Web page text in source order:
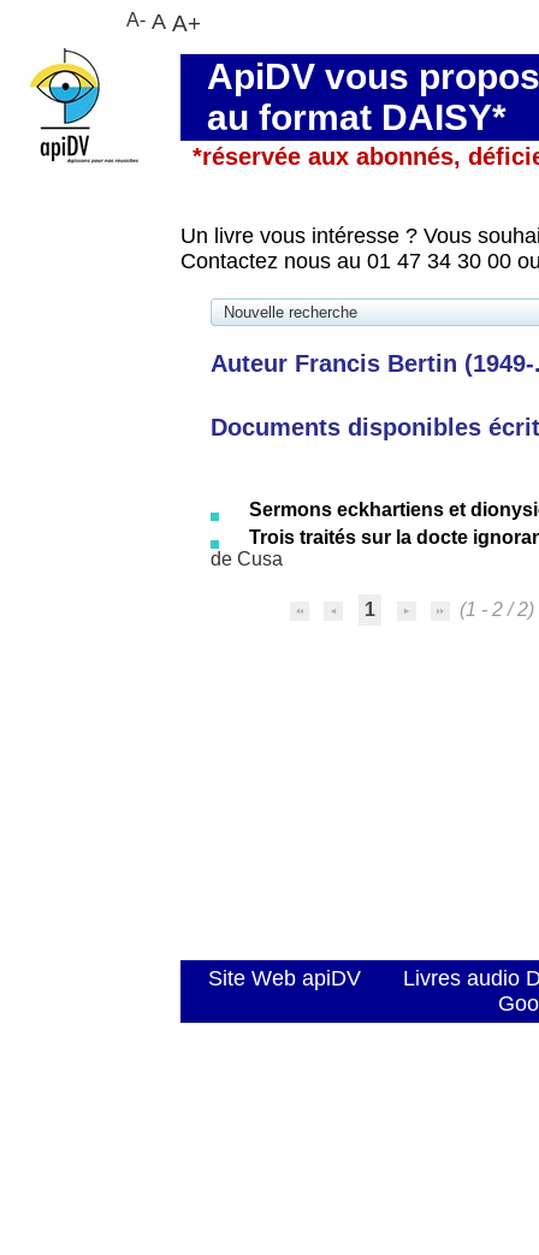
ApiDV vous
au format DAISY*
*réservée aux abonnés,
Un livre vous intéresse ? Vous
Contactez nous au 01 47 34 30 00
Nouvelle recherche
Auteur Francis Bertin
Documents disponibles
Sermons eckhartiens et
Trois traités sur la docte
de Cusa
1 (1 - 2 / 2)
Site Web apiDV
Livres audio
A- A A+